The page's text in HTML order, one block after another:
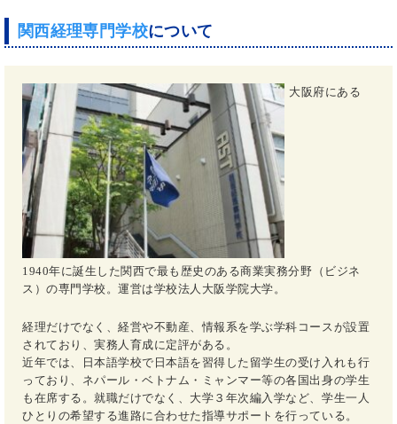
関西経理専門学校について
大阪府にある
1940年に誕生した関西で最も歴史のある商業実務分野（ビジネ
ス）の専門学校。運営は学校法人大阪学院大学。
経理だけでなく、経営や不動産、情報系を学ぶ学科コースが設置
されており、実務人育成に定評がある。
近年では、日本語学校で日本語を習得した留学生の受け入れも行
っており、ネパール・ベトナム・ミャンマー等の各国出身の学生
も在席する。就職だけでなく、大学３年次編入学など、学生一人
ひとりの希望する進路に合わせた指導サポートを行っている。